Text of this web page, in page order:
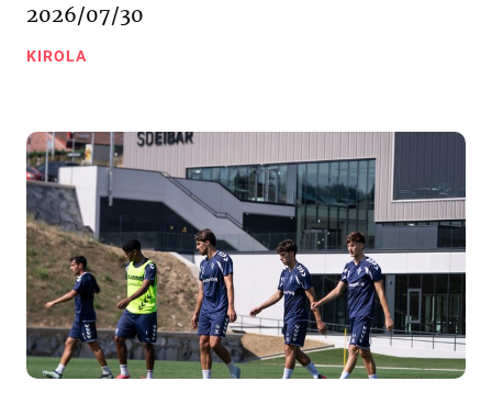
2026/07/30
KIROLA